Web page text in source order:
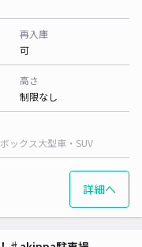
再入庫
可
高さ
制限なし
ックス大型車・SUV
詳細へ